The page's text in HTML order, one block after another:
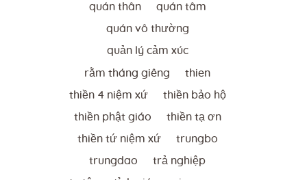
quán thân quán tâm
quán vô thường
quản lý cảm xúc
rằm tháng giêng thien
thiền 4 niệm xứ thiền bảo hộ
thiền phật giáo thiền tạ ơn
thiền tứ niệm xứ trungbo
trungdao trả nghiệp